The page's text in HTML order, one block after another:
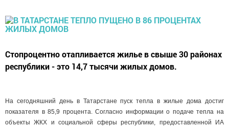
Стопроцентно отапливается жилье в свыше 30 районах
республики - это 14,7 тысячи жилых домов.
На сегодняшний день в Татарстане пуск тепла в жилые дома достиг
показателя в 85,9 процента. Согласно информации о подаче тепла на
объекты ЖКХ и социальной сферы республики, предоставленной ИА